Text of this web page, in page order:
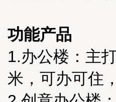
功能产品
1.办公楼：主
米，可办可住